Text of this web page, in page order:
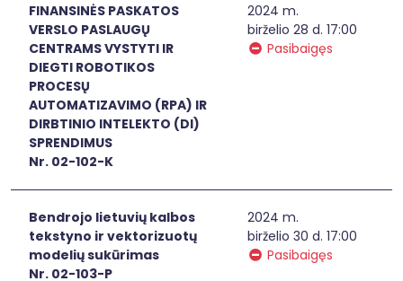
FINANSINĖS PASKATOS
VERSLO PASLAUGŲ
CENTRAMS VYSTYTI IR
DIEGTI ROBOTIKOS
PROCESŲ
AUTOMATIZAVIMO (RPA) IR
DIRBTINIO INTELEKTO (DI)
SPRENDIMUS
Nr. 02-102-K
2024 m.
birželio 28 d. 17:00
Pasibaigęs
Bendrojo lietuvių kalbos
tekstyno ir vektorizuotų
modelių sukūrimas
Nr. 02-103-P
2024 m.
birželio 30 d. 17:00
Pasibaigęs